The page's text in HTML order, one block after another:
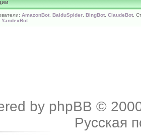
AmazonBot BaiduSpider BingBot ClaudeBot ,
YandexBot
by phpBB ©
Русская